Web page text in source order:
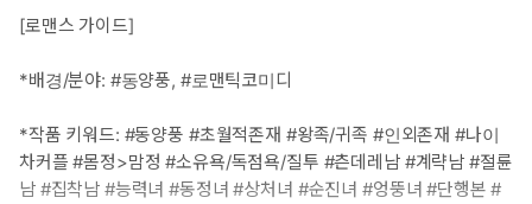
[로맨스 가이드]
*배경/분야: #동양풍, #로맨틱코미디
*작품 키워드: #동양풍 #초월적존재 #왕족/귀족 #인외존재 #나이
차커플 #몸정>맘정 #소유욕/독점욕/질투 #츤데레남 #계략남 #절륜
남 #집착남 #능력녀 #동정녀 #상처녀 #순진녀 #엉뚱녀 #단행본 #